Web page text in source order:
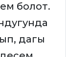
болот.
дагы